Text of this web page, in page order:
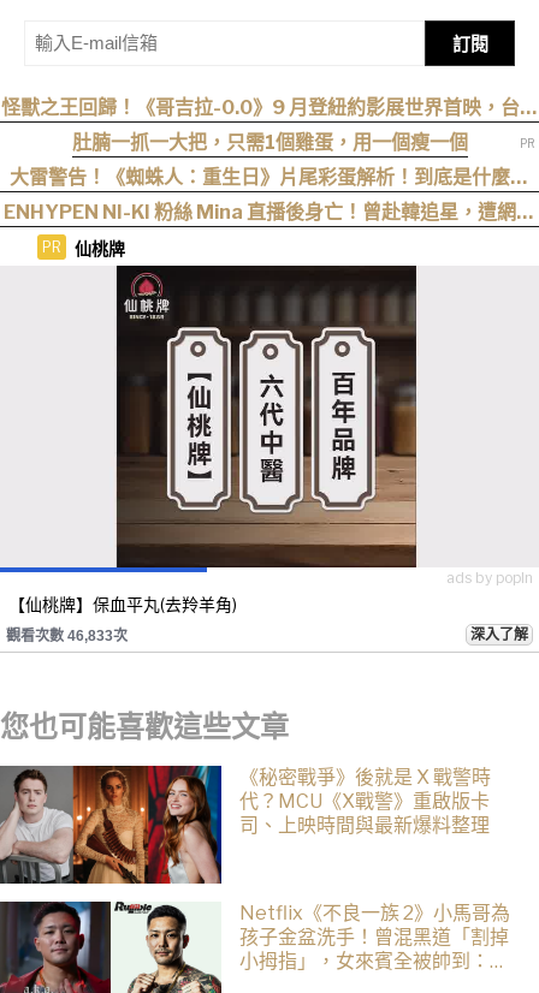
訂閱
怪獸之王回歸！《哥吉拉-0.0》9 月登紐約影展世界首映，台灣
11 月 6 日上映
肚腩一抓一大把，只需1個雞蛋，用一個瘦一個
大雷警告！《蜘蛛人：重生日》片尾彩蛋解析！到底是什麼意
思？推測這個可能性最高
ENHYPEN NI-KI 粉絲 Mina 直播後身亡！曾赴韓追星，遭網暴
PR 仙桃牌
ads by popIn
【仙桃牌】保血平丸(去羚羊角)
觀看次數 46,833次 深入了解
您也可能喜歡這些文章
《秘密戰爭》後就是 X 戰警時
代？MCU《X戰警》重啟版卡
司、上映時間與最新爆料整理
Netflix《不良一族 2》小馬哥為
孩子金盆洗手！曾混黑道「割掉
小拇指」，女來賓全被帥到：超